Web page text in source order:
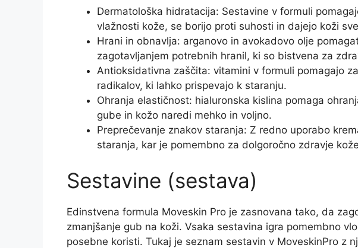
Dermatološka hidratacija: Sestavine v formuli
vlažnosti kože, se borijo proti suhosti in dajejo koži
Hrani in obnavlja: arganovo in avokadovo olje
zagotavljanjem potrebnih hranil, ki so bistvena za
Antioksidativna zaščita: vitamini v formuli pomagajo
radikalov, ki lahko prispevajo k staranju.
Ohranja elastičnost: hialuronska kislina pomaga
gube in kožo naredi mehko in voljno.
Preprečevanje znakov staranja: Z redno uporabo
staranja, kar je pomembno za dolgoročno zdravje
Sestavine (sestava)
Edinstvena formula Moveskin Pro je zasnovana tako, da
zmanjšanje gub na koži. Vsaka sestavina igra pomembno
posebne koristi. Tukaj je seznam sestavin v MoveskinPro z